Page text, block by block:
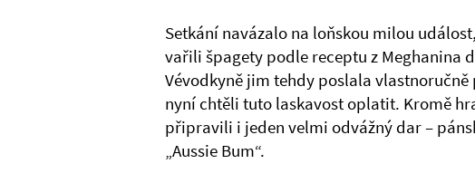
Setkání navázalo na loňskou milou
vařili špagety podle receptu z Meghanina
Vévodkyně jim tehdy poslala
nyní chtěli tuto laskavost oplatit. Kromě
připravili i jeden velmi odvážný dar –
„Aussie Bum“.